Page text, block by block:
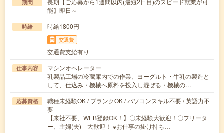
期間
長期【ご応募から1週間以内(最短2日目)のスピード就業が可
能】即日～
時給 時給1800円
交通費
交通費支給有り
仕事内容
マシンオペレーター
乳製品工場の冷蔵庫内での作業、ヨーグルト・牛乳の製造と
して、仕込み・機械へ原料を投入し混ぜる・機械の…
応募資格
職種未経験OK / ブランクOK / パソコンスキル不要 / 英語力不
要
【来社不要、WEB登録OK！】〇未経験大歓迎！〇フリータ
ー、主婦(夫) 大歓迎！ ※お仕事の掛け持ち…